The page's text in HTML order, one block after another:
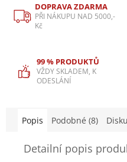
DOPRAVA ZDARMA
PŘI NÁKUPU NAD 5000,-
Kč
99 % PRODUKTŮ
VŽDY SKLADEM, K
ODESLÁNÍ
Popis Podobné (8)
Detailní popis